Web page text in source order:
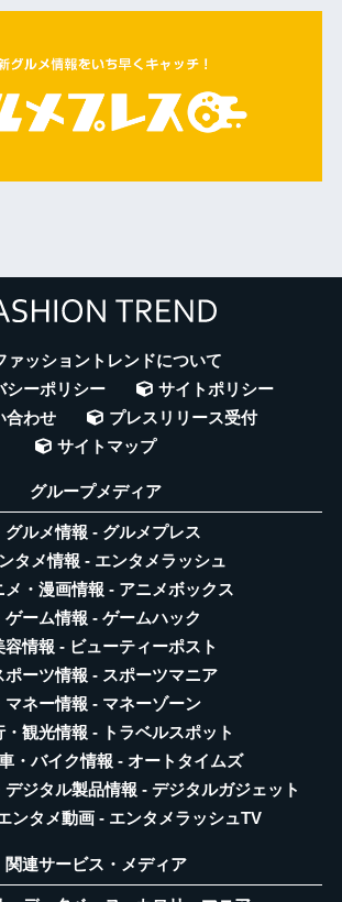
ァッショントレンドについて
シーポリシー
サイトポリシー
合わせ
プレスリリース受付
サイトマップ
グループメディア
グルメ情報 - グルメプレス
タメ情報 - エンタメラッシュ
メ・漫画情報 - アニメボックス
ゲーム情報 - ゲームハック
容情報 - ビューティーポスト
ポーツ情報 - スポーツマニア
マネー情報 - マネーゾーン
・観光情報 - トラベルスポット
・バイク情報 - オートタイムズ
デジタル製品情報 - デジタルガジェット
ンタメ動画 - エンタメラッシュTV
関連サービス・メディア